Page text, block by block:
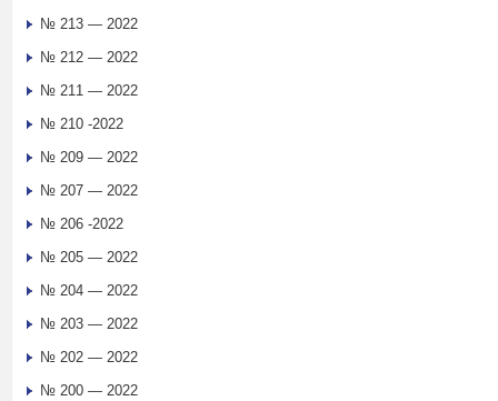
№ 213 — 2022
№ 212 — 2022
№ 211 — 2022
№ 210 -2022
№ 209 — 2022
№ 207 — 2022
№ 206 -2022
№ 205 — 2022
№ 204 — 2022
№ 203 — 2022
№ 202 — 2022
№ 200 — 2022